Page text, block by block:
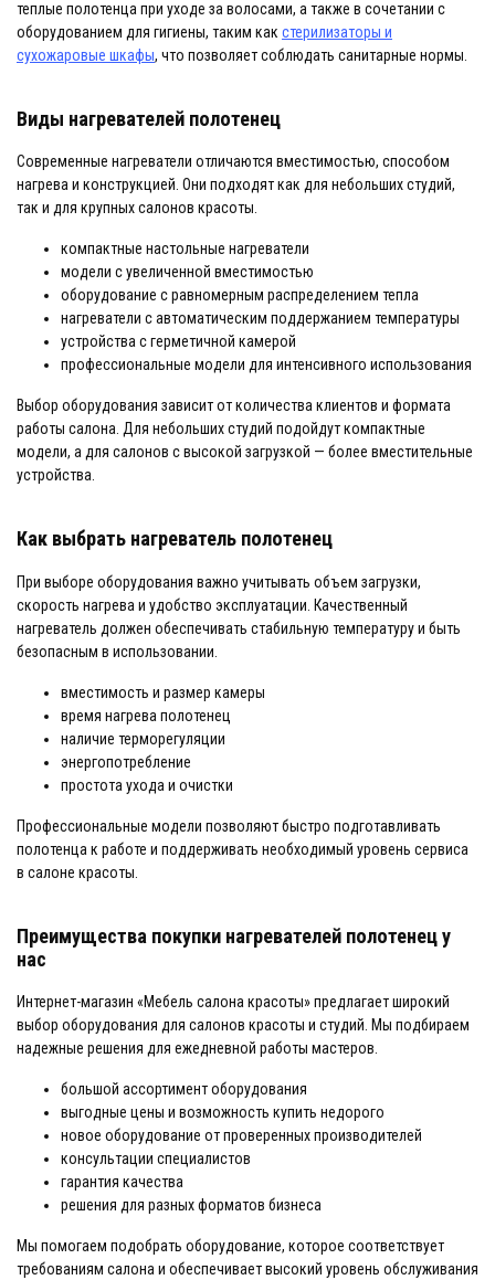
теплые полотенца при уходе за волосами, а также в сочетании с
оборудованием для гигиены, таким как стерилизаторы и
сухожаровые шкафы, что позволяет соблюдать санитарные нормы.
Виды нагревателей полотенец
Современные нагреватели отличаются вместимостью, способом
нагрева и конструкцией. Они подходят как для небольших студий,
так и для крупных салонов красоты.
компактные настольные нагреватели
модели с увеличенной вместимостью
оборудование с равномерным распределением тепла
нагреватели с автоматическим поддержанием температуры
устройства с герметичной камерой
профессиональные модели для интенсивного использования
Выбор оборудования зависит от количества клиентов и формата
работы салона. Для небольших студий подойдут компактные
модели, а для салонов с высокой загрузкой — более вместительные
устройства.
Как выбрать нагреватель полотенец
При выборе оборудования важно учитывать объем загрузки,
скорость нагрева и удобство эксплуатации. Качественный
нагреватель должен обеспечивать стабильную температуру и быть
безопасным в использовании.
вместимость и размер камеры
время нагрева полотенец
наличие терморегуляции
энергопотребление
простота ухода и очистки
Профессиональные модели позволяют быстро подготавливать
полотенца к работе и поддерживать необходимый уровень сервиса
в салоне красоты.
Преимущества покупки нагревателей полотенец у
нас
Интернет-магазин «Мебель салона красоты» предлагает широкий
выбор оборудования для салонов красоты и студий. Мы подбираем
надежные решения для ежедневной работы мастеров.
большой ассортимент оборудования
выгодные цены и возможность купить недорого
новое оборудование от проверенных производителей
консультации специалистов
гарантия качества
решения для разных форматов бизнеса
Мы помогаем подобрать оборудование, которое соответствует
требованиям салона и обеспечивает высокий уровень обслуживания